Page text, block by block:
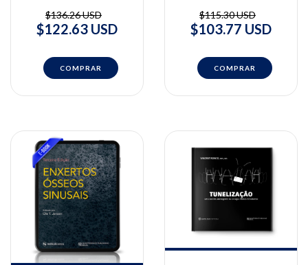
Cirurgia Periodontal e
Periimplantar | Estela
Santos Gusmão, Nikos
$136.26 USD
$122.63 USD
$115.30 USD
$103.77 USD